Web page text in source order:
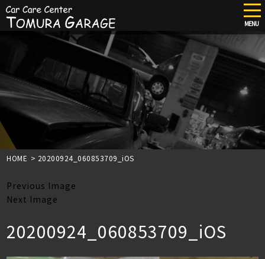
content
MENU
HOME > 20200924_060853709_iOS
Previous Image
Next Image
20200924_060853709_iOS